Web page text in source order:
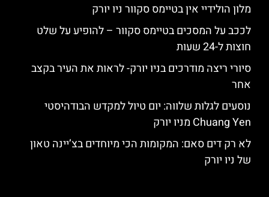
מלון הולידיי אין בטיימס סקוור ניו יורק
לככב על המסכים בטיימס סקוור – להופיע על שלט
חוצות ל-24 שעות
סיורי ריצה מודרכים בניו יורק- לראות את העיר בקצב
אחר
נוסעים לגלות שלווה: יום טיול למקדש הבודהיסטי
Chuang Yen מניו יורק
לא רק דים סאם: המקומות הכי מיוחדים בצ’יינה טאון
של ניו יורק